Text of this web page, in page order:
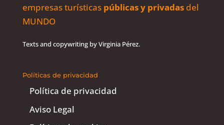
empresas turísticas públicas y privadasdel
MUNDO
Texts and copywriting byVirginia Pérez.
Políticas de privacidad
Política de privacidad
Aviso Legal